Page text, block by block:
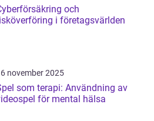
och
i företagsvärlden
november 2025
som terapi: Användning av
för mental hälsa